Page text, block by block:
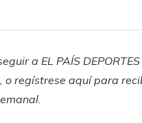
a EL PAÍS
, o regístrese aquí para